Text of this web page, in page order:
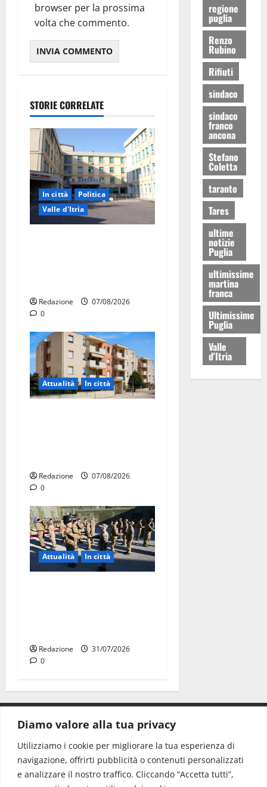
Diamo valore alla tua privacy
Utilizziamo i cookie per migliorare la tua esperienza di
navigazione, offrirti pubblicità o contenuti personalizzati
e analizzare il nostro traffico. Cliccando “Accetta tutti”,
browser per la prossima
volta che commento.
STORIE CORRELATE
In città
Politica
Valle d'Itria
Redazione
07/08/2026
0
Attualità In città
Redazione
07/08/2026
0
Attualità In città
Redazione
31/07/2026
0
regione
puglia
Renzo
Rubino
Rifiuti
sindaco
sindaco
franco
ancona
Stefano
Coletta
taranto
Tares
ultime
notizie
Puglia
ultimissime
martina
franca
Ultimissime
Puglia
Valle
d'Itria
CONTATTI.
Redazione: redazione@www.martinasera.it
Direttore:direttore@www.martinasera.it